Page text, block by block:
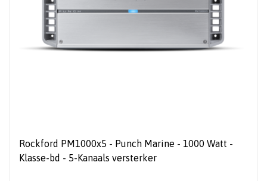
Rockford PM1000x5 - Punch Marine - 1000 Watt -
Klasse-bd - 5-Kanaals versterker